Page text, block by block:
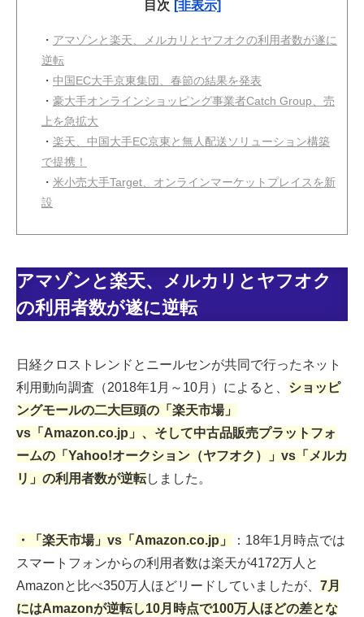
目次 [非表示]
・ アマゾンと楽天、メルカリとヤフオクの利用者数が遂に
逆転
・ 中国EC大手京東集団、春節の結果を発表
・ 豪大手オンラインショッピング事業者Catch Group、売
上を急拡大
・ 楽天、中国大手EC京東と無人配送ソリューション構築
で提携！
・ 米小売大手Target、オンラインマーケットプレイスを新
設
アマゾンと楽天、メルカリとヤフオク
の利用者数が遂に逆転
日経クロストレンドとニールセンが共同で行ったネット
利用動向調査（2018年1月～10月）によると、 ショッピ
ングモールの二大巨頭の「楽天市場」
vs「Amazon.co.jp」、そして中古品販売プラットフォ
ームの「Yahoo!オークション（ヤフオク）」vs「メルカ
リ」の利用者数が逆転しました。
・「楽天市場」vs「Amazon.co.jp」
：18年1月時点では
スマートフォンからの利用者数は楽天が4172万人と
Amazonと比べ350万人ほどリードしていましたが、 7月
にはAmazonが逆転し10月時点で100万人ほどの差とな